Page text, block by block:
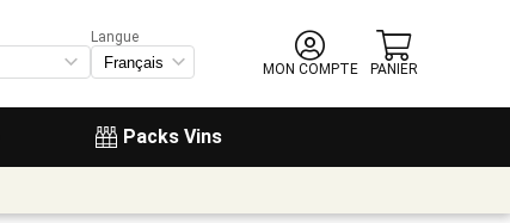
Packs Vins
Langue
MON COMPTE
PANIER